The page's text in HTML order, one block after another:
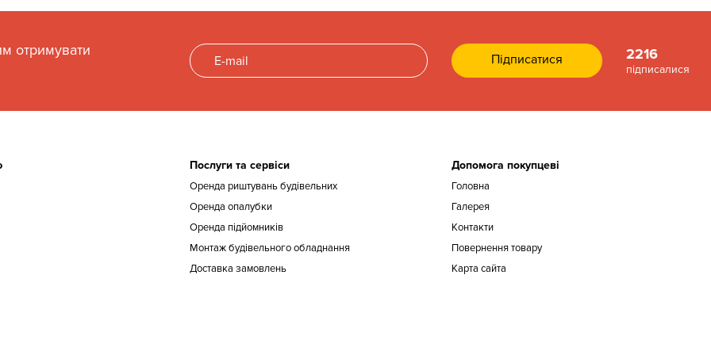
отримувати 2216
підписалися
Послуги та сервіси
Оренда риштувань будівельних
Оренда опалубки
Оренда підйомників
Монтаж будівельного обладнання
Доставка замовлень
Допомога покупцеві
Головна
Галерея
Контакти
Повернення товару
Карта сайта